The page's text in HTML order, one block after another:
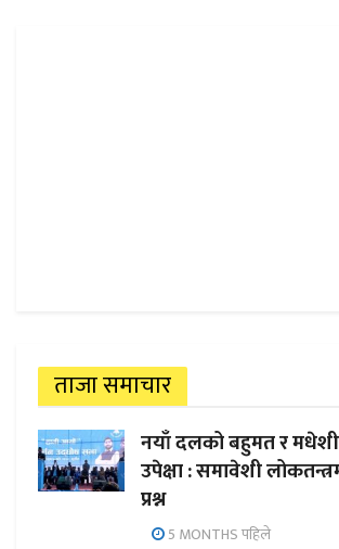
ताजा समाचार
नयाँ दलको बहुमत र
उपेक्षा : समावेशी
प्रश्न
5 MONTHS पहिले